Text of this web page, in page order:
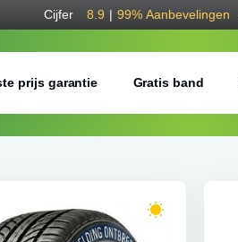
Cijfer 8.9 | 99% Aanbevelingen
prijs garantie Gratis band